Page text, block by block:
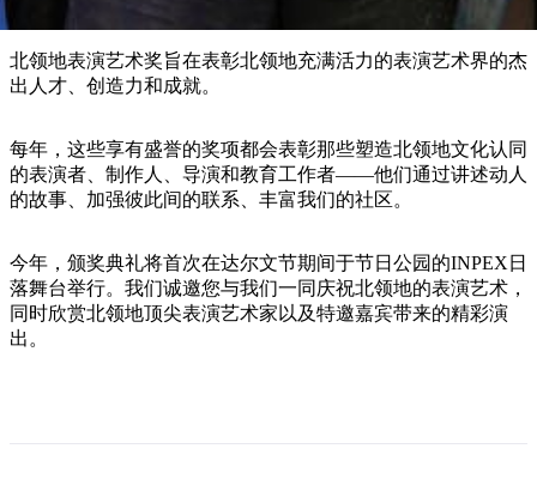
外
地
区
探
索
榜
单
划
您
的
行
息
划
工
具
搜
北领地表演艺术奖旨在表彰北领地充满活力的表演艺术界的杰
出人才、创造力和成就。
每年，这些享有盛誉的奖项都会表彰那些塑造北领地文化认同
的表演者、制作人、导演和教育工作者——他们通过讲述动人
的故事、加强彼此间的联系、丰富我们的社区。
今年，颁奖典礼将首次在达尔文节期间于节日公园的INPEX日
落舞台举行。我们诚邀您与我们一同庆祝北领地的表演艺术，
同时欣赏北领地顶尖表演艺术家以及特邀嘉宾带来的精彩演
出。